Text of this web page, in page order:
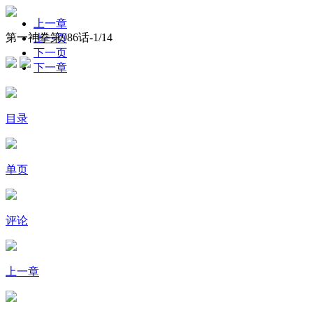
第一神拳第986话-1/14
上一章
上一页
下一页
下一章
目录
单页
评论
上一章